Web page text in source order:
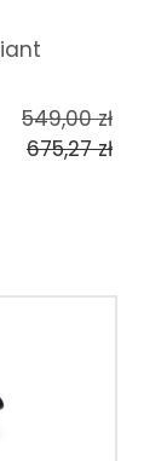
549,00zł
675,27zł